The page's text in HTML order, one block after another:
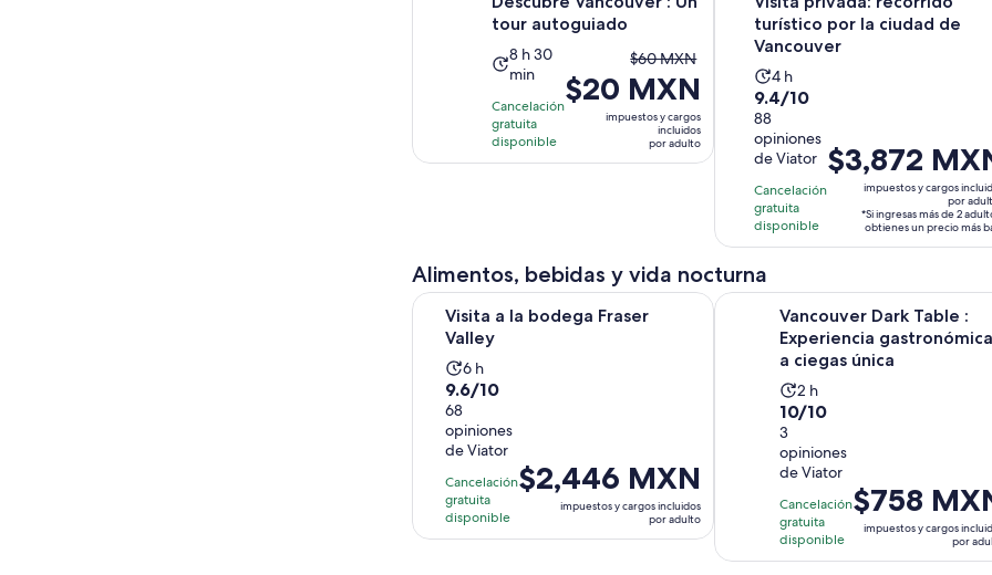
tour autoguiado
La
actividad
dura
8
horas
y
8 h 30
min
Cancelación
gratuita
disponible
El
precio
anterior
era
$60 MXN
$20 MXN
por
adulto
$60 MXN
$20 MXN
impuestos y cargos
incluidos
por adulto
turístico por la ciudad de
Vancouver
La
actividad
dura
4
horas
4 h
9.4
de
10
con
88
opiniones
9.4/10
88
opiniones
de Viator
Cancelación
gratuita
disponible
El
precio
es
$3,872 MXN.
adulto*
$3,872
impuestos y cargos
por
*Si ingresas más de 2
obtienes un precio más
Alimentos, bebidas y vida nocturna
Visita a la bodega Fraser
Valley
La
actividad
dura
6
horas
6 h
9.6
de
10
con
68
opiniones
9.6/10
68
opiniones
de Viator
Cancelación
gratuita
disponible
El
precio
de
$2,446 MXN
impuestos y cargos incluidos
por adulto
Visita a la bodega Fraser Valley Se abrirá en una nueva pestaña
Vancouver Dark Table :
Experiencia gastronómica
a ciegas única
La
actividad
2
horas
2 h
10.0
de
10
con
3
opiniones
10/10
3
opiniones
de Viator
Cancelación
gratuita
disponible
El
precio
es
de
$758
impuestos y cargos
por
Vancouver Dark Table :